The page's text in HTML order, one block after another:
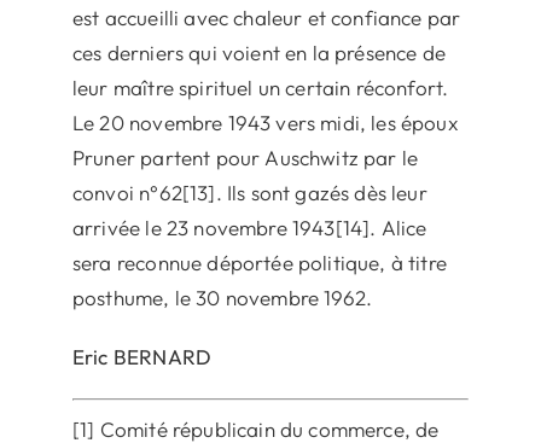
est accueilli avec chaleur et confiance par
ces derniers qui voient en la présence de
leur maître spirituel un certain réconfort.
Le 20 novembre 1943 vers midi, les époux
Pruner partent pour Auschwitz par le
convoi n°62[13]. Ils sont gazés dès leur
arrivée le 23 novembre 1943[14]. Alice
sera reconnue déportée politique, à titre
posthume, le 30 novembre 1962.
Eric BERNARD
[1] Comité républicain du commerce, de